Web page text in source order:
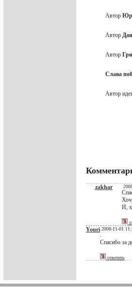
Автор
Автор
Автор
Слава
Автор
zakhar
И,
Youri 2008-11-01
.
Спасибо за
ответить